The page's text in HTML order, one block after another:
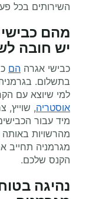
השירותים בכל
מהם
יש חובה
כבישי אגרה הם
בתשלום.
למי שיוצא עם
אוסטריה, שוייץ,
מיד עבור
מהרשויות
מגרמניה תחייב
הקנס שלכם.
נהיגה